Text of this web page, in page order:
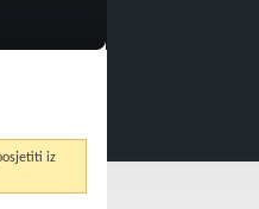
iz